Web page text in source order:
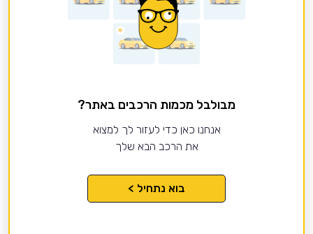
מבולבל מכמות הרכבים באתר?
אנחנו כאן כדי לעזור לך למצוא
את הרכב הבא שלך
בוא נתחיל >